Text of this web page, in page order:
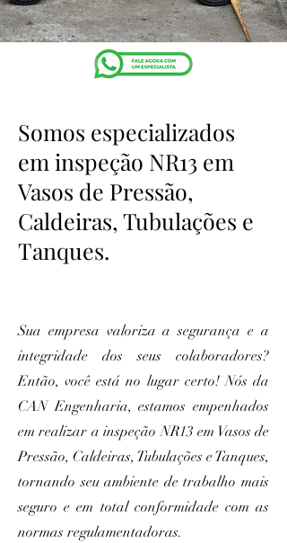
Somos especializados
em inspeção NR13 em
Vasos de Pressão,
Caldeiras, Tubulações e
Tanques.
Sua empresa valoriza a segurança e a
integridade dos seus colaboradores?
Então, você está no lugar certo! Nós da
CAN Engenharia, estamos empenhados
em realizar a inspeção NR13 em Vasos de
Pressão, Caldeiras, Tubulações e Tanques,
tornando seu ambiente de trabalho mais
seguro e em total conformidade com as
normas regulamentadoras.